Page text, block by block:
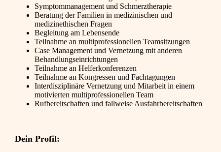
Symptommanagement und Schmerztherapie
Beratung der Familien in medizinischen und
medizinethischen Fragen
Begleitung am Lebensende
Teilnahme an multiprofessionellen Teamsitzungen
Case Management und Vernetzung mit anderen
Behandlungseinrichtungen
Teilnahme an Helferkonferenzen
Teilnahme an Kongressen und Fachtagungen
Interdisziplinäre Vernetzung und Mitarbeit in einem
motivierten multiprofessionellen Team
Rufbereitschaften und fallweise Ausfahrbereitschaften
Dein Profil: